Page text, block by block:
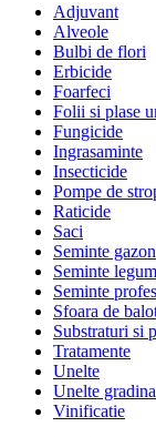
Adjuvant
Alveole
Bulbi de flori
Erbicide
Foarfeci
Folii si plase
Fungicide
Ingrasaminte
Insecticide
Pompe de
Raticide
Saci
Seminte gazon
Seminte
Seminte
Sfoara de
Substraturi si
Tratamente
Unelte
Unelte
Vinificatie